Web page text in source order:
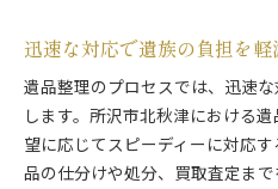
迅速な対応で遺族の負担を軽
遺品整理のプロセスでは、迅速
します。所沢市北秋津における
望に応じてスピーディーに対応
品の仕分けや処分、買取査定ま